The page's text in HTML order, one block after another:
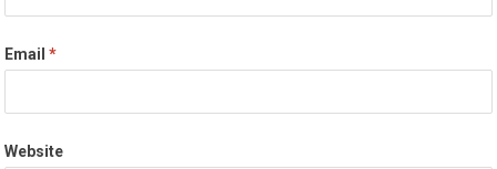
Email*
Website